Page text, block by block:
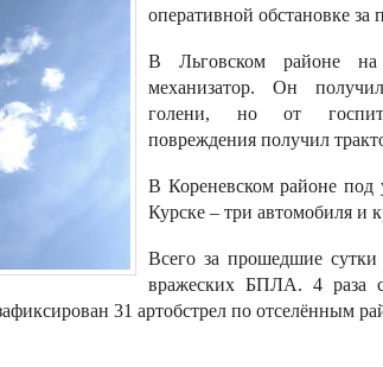
оперативной обстановке
В Льговском районе на
механизатор. Он
голени, но от
повреждения получил
В Кореневском районе
Курске – три автомобиля и
Всего за прошедшие
вражеских БПЛА. 4 раза
31 артобстрел по отселённым